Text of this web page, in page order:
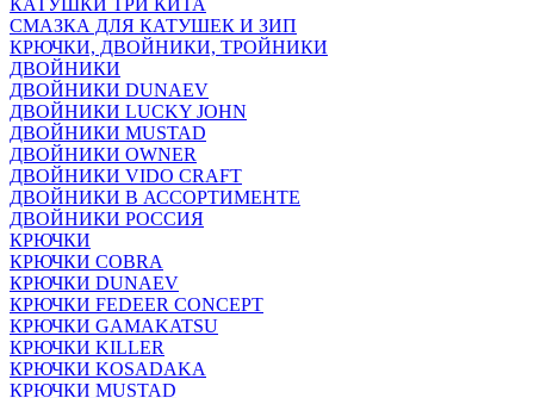
КАТУШКИ ТРИ КИТА
СМАЗКА ДЛЯ КАТУШЕК И ЗИП
КРЮЧКИ, ДВОЙНИКИ, ТРОЙНИКИ
ДВОЙНИКИ
ДВОЙНИКИ DUNAEV
ДВОЙНИКИ LUCKY JOHN
ДВОЙНИКИ MUSTAD
ДВОЙНИКИ OWNER
ДВОЙНИКИ VIDO CRAFT
ДВОЙНИКИ В АССОРТИМЕНТЕ
ДВОЙНИКИ РОССИЯ
КРЮЧКИ
КРЮЧКИ COBRA
КРЮЧКИ DUNAEV
КРЮЧКИ FEDEER CONCEPT
КРЮЧКИ GAMAKATSU
КРЮЧКИ KILLER
КРЮЧКИ KOSADAKA
КРЮЧКИ MUSTAD